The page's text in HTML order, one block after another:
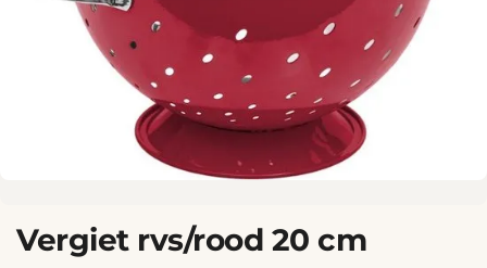
Vergiet rvs/rood 20 cm